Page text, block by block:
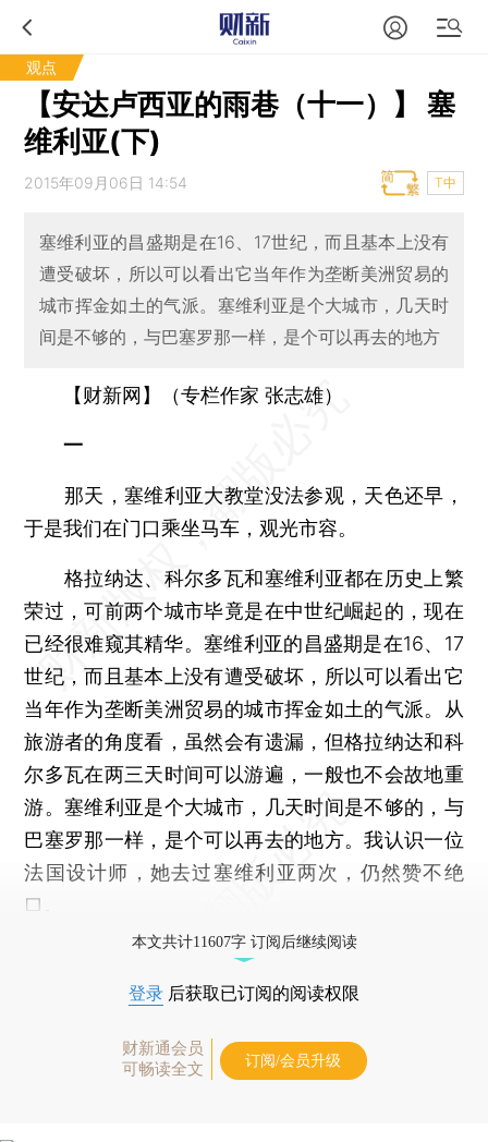
观点
【安达卢西亚的雨巷（十一）】 塞
维利亚(下)
2015年09月06日 14:54 T中
塞维利亚的昌盛期是在16、17世纪，而且基本上没有
遭受破坏，所以可以看出它当年作为垄断美洲贸易的
城市挥金如土的气派。塞维利亚是个大城市，几天时
间是不够的，与巴塞罗那一样，是个可以再去的地方
【财新网】（专栏作家 张志雄）
一
那天，塞维利亚大教堂没法参观，天色还早，
于是我们在门口乘坐马车，观光市容。
格拉纳达、科尔多瓦和塞维利亚都在历史上繁
荣过，可前两个城市毕竟是在中世纪崛起的，现在
已经很难窥其精华。塞维利亚的昌盛期是在16、17
世纪，而且基本上没有遭受破坏，所以可以看出它
当年作为垄断美洲贸易的城市挥金如土的气派。从
旅游者的角度看，虽然会有遗漏，但格拉纳达和科
尔多瓦在两三天时间可以游遍，一般也不会故地重
游。塞维利亚是个大城市，几天时间是不够的，与
巴塞罗那一样，是个可以再去的地方。我认识一位
法国设计师，她去过塞维利亚两次，仍然赞不绝
口。
本文共计11607字 订阅后继续阅读
登录 后获取已订阅的阅读权限
财新通会员
可畅读全文
订阅/会员升级